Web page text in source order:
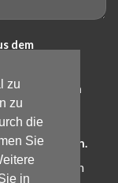
zu
zu
die
Sie
in
dem
werden nach
die Zukunft
werden.
Nutzerdaten